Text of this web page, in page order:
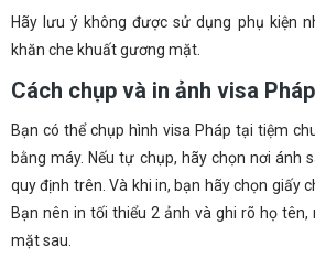
Hãy lưu ý không được sử dụng phụ kiện
khăn che khuất gương mặt.
Cách chụp và in ảnh visa Pháp
Bạn có thể chụp hình visa Pháp tại tiệm
bằng máy. Nếu tự chụp, hãy chọn nơi ánh
quy định trên. Và khi in, bạn hãy chọn giấy
Bạn nên in tối thiểu 2 ảnh và ghi rõ họ
mặt sau.